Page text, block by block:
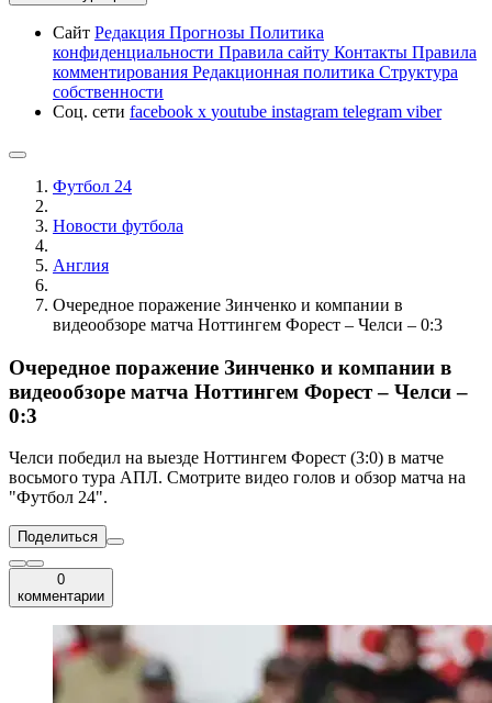
Сайт Редакция Прогнозы Политика
конфиденциальности Правила сайту Контакты Правила
комментирования Редакционная политика Структура
собственности
Соц. сети facebook x youtube instagram telegram viber
Футбол 24
Новости футбола
Англия
Очередное поражение Зинченко и компании в
видеообзоре матча Ноттингем Форест – Челси – 0:3
Очередное поражение Зинченко и компании в
видеообзоре матча Ноттингем Форест – Челси –
0:3
Челси победил на выезде Ноттингем Форест (3:0) в матче
восьмого тура АПЛ. Смотрите видео голов и обзор матча на
"Футбол 24".
Поделиться
0
комментарии